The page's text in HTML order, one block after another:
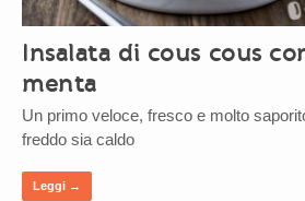
Insalata di cous cous
menta
Un primo veloce, fresco e molto
freddo sia caldo
Leggi →